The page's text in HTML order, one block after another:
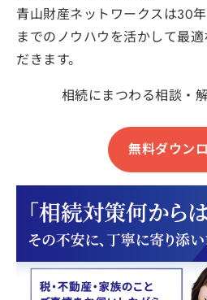
青山財産ネットワークスは30
までのノウハウを活かして最
だきます。
相続にまつわる相談・
無料ダウン